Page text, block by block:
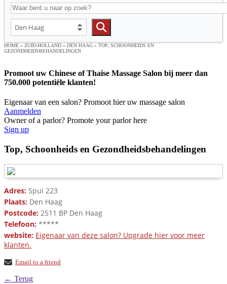
HOME » ZUID-HOLLAND » DEN HAAG » TOP, SCHOONHEIDS EN
GEZONDHEIDSBEHANDELINGEN
Promoot uw Chinese of Thaise Massage Salon bij meer dan
750.000 potentiële klanten!
Eigenaar van een salon? Promoot hier uw massage salon
Aanmelden
Owner of a parlor? Promote your parlor here
Sign up
Top, Schoonheids en Gezondheidsbehandelingen
Adres: Spui 223
Plaats: Den Haag
Postcode: 2511 BP Den Haag
Telefoon: *****
website: Eigenaar van deze salon? Upgrade hier voor meer
klanten.
Email to a friend
← Terug